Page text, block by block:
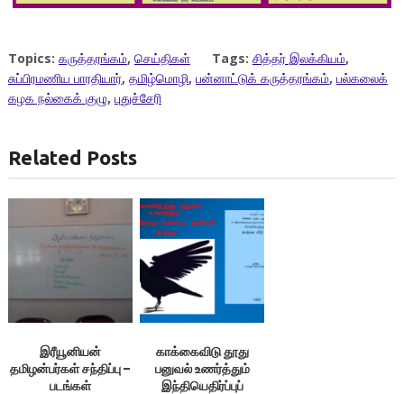
Topics: கருத்தரங்கம், செய்திகள் Tags: சித்தர் இலக்கியம்,
சுப்பிரமணிய பாரதியார், தமிழ்மொழி, பன்னாட்டுக் கருத்தரங்கம், பல்கலைக்
கழக நல்கைக் குழு, புதுச்சேரி
Related Posts
இரீயூனியன்
தமிழன்பர்கள் சந்திப்பு –
படங்கள்
காக்கைவிடு தூது
பனுவல் உணர்த்தும்
இந்தியெதிர்ப்புப்